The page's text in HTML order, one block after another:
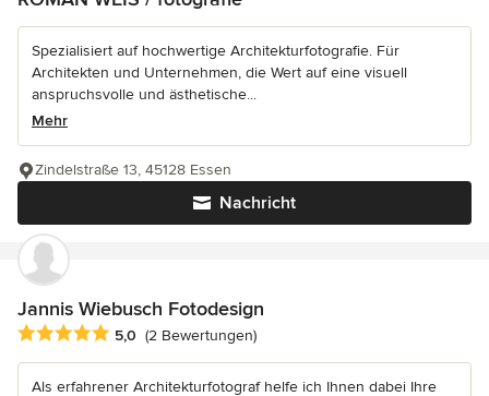
Spezialisiert auf hochwertige Architekturfotografie. Für
Architekten und Unternehmen, die Wert auf eine visuell
anspruchsvolle und ästhetische...
Mehr
Nachricht
Zindelstraße 13, 45128 Essen
Jannis Wiebusch Fotodesign
Durchschnittliche Bewertung: 5 von 5 Sternen
5,0 (2 Bewertungen)
Als erfahrener Architekturfotograf helfe ich Ihnen dabei Ihre